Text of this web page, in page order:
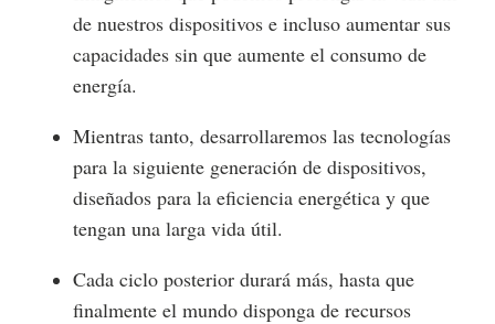
de nuestros dispositivos e incluso aumentar sus
capacidades sin que aumente el consumo de
energía.
Mientras tanto, desarrollaremos las tecnologías
para la siguiente generación de dispositivos,
diseñados para la eficiencia energética y que
tengan una larga vida útil.
Cada ciclo posterior durará más, hasta que
finalmente el mundo disponga de recursos